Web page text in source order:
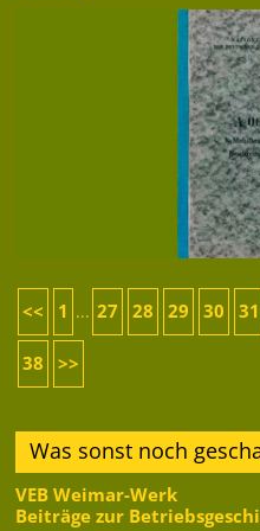
<< 1 ... 27 28 29 30 31
38 >>
Was sonst noch
VEB Weimar-Werk
Beiträge zur